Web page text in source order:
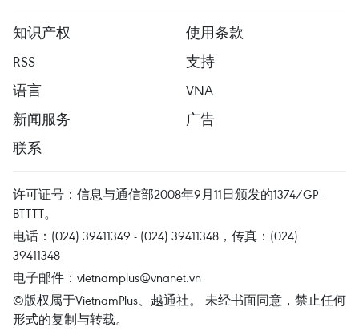
知识产权
使用条款
RSS
支持
语言
VNA
新闻服务
广告
联系
许可证号：信息与通信部2008年9月11日颁发的1374/GP-
BTTTT。
电话：(024) 39411349 - (024) 39411348，传真：(024)
39411348
电子邮件： vietnamplus@vnanet.vn
©版权属于VietnamPlus、越通社。 未经书面同意，禁止任何
形式的复制与转载。